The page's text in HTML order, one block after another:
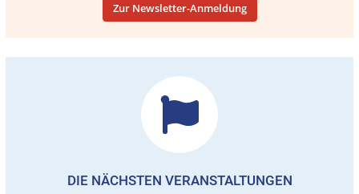
Zur Newsletter-Anmeldung
DIE NÄCHSTEN VERANSTALTUNGEN